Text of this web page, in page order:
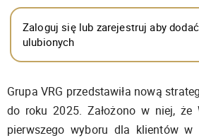
Zaloguj się lub zarejestruj aby
ulubionych
Grupa VRG przedstawiła nową
do roku 2025. Założono w niej, że
pierwszego wyboru dla klientów w